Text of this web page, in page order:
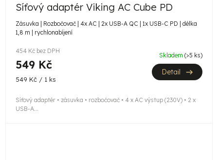
Síťový adaptér Viking AC Cube PD
Zásuvka | Rozbočovač | 4x AC | 2x USB-A QC | 1x USB-C PD | délka
1,8 m | rychlonabíjení
454 Kč bez DPH
549 Kč
Měrná
549 Kč / 1 ks
Skladem (>5 ks)
Detail
Síťový adaptér • zásuvka • rozbočovač • 4 x AC výstup (230V) • 2 x
USB-A...